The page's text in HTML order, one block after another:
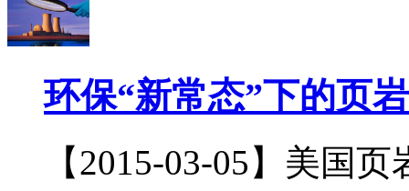
环保“新常态”下的页
【2015-03-05】美国